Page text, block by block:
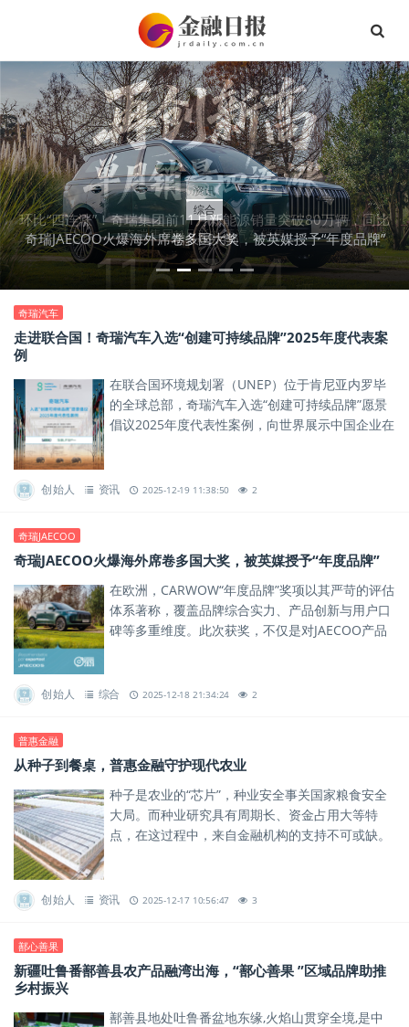
综合
奇瑞JAECOO火爆海外席卷多国大奖，被英媒授予“年度品牌”
资讯
环比“四连涨”！奇瑞集团前11月新能源销量突破80万辆，同比
增长69.4%
奇瑞汽车
走进联合国！奇瑞汽车入选“创建可持续品牌”2025年度代表案
例
在联合国环境规划署（UNEP）位于肯尼亚内罗毕
的全球总部，奇瑞汽车入选“创建可持续品牌”愿景
倡议2025年度代表性案例，向世界展示中国企业在
创始人 资讯 2025-12-19 11:38:50 2
奇瑞JAECOO
奇瑞JAECOO火爆海外席卷多国大奖，被英媒授予“年度品牌”
在欧洲，CARWOW“年度品牌”奖项以其严苛的评估
体系著称，覆盖品牌综合实力、产品创新与用户口
碑等多重维度。此次获奖，不仅是对JAECOO产品
创始人 综合 2025-12-18 21:34:24 2
普惠金融
从种子到餐桌，普惠金融守护现代农业
种子是农业的“芯片”，种业安全事关国家粮食安全
大局。而种业研究具有周期长、资金占用大等特
点，在这过程中，来自金融机构的支持不可或缺。
创始人 资讯 2025-12-17 10:56:47 3
鄯心善果
新疆吐鲁番鄯善县农产品融湾出海，“鄯心善果 ”区域品牌助推
乡村振兴
鄯善县地处吐鲁番盆地东缘,火焰山贯穿全境,是中